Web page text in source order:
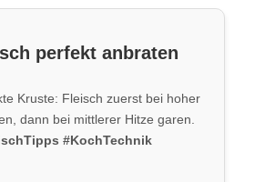
perfekt anbraten
Kruste: Fleisch zuerst bei hoher
dann bei mittlerer Hitze garen.
#KochTechnik